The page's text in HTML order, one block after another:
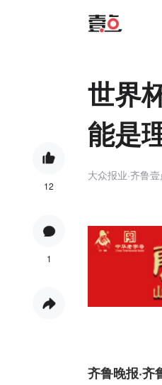
12
1
世界
能是
大众报业·齐鲁
齐鲁晚报·齐